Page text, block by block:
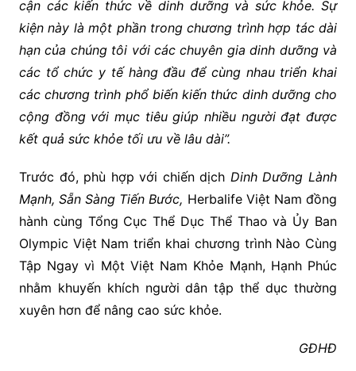
cận các kiến ​​thức về dinh dưỡng và sức khỏe. Sự
kiện này là một phần trong chương trình hợp tác dài
hạn của chúng tôi với các chuyên gia dinh dưỡng và
các tổ chức y tế hàng đầu để cùng nhau triển khai
các chương trình phổ biến kiến thức dinh dưỡng cho
cộng đồng với mục tiêu giúp nhiều người đạt được
kết quả sức khỏe tối ưu về lâu dài”.
Trước đó, phù hợp với chiến dịch Dinh Dưỡng Lành
Mạnh, Sẵn Sàng Tiến Bước, Herbalife Việt Nam đồng
hành cùng Tổng Cục Thể Dục Thể Thao và Ủy Ban
Olympic Việt Nam triển khai chương trình Nào Cùng
Tập Ngay vì Một Việt Nam Khỏe Mạnh, Hạnh Phúc
nhằm khuyến khích người dân tập thể dục thường
xuyên hơn để nâng cao sức khỏe.
GĐHĐ